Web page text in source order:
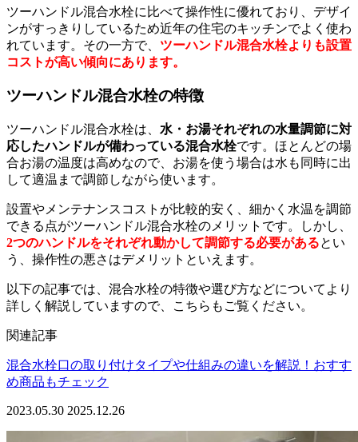
ツーハンドル混合水栓に比べて操作性に優れており、デザイ
ンがすっきりしているため近年の住宅のキッチンでよく使わ
れています。その一方で、 ツーハンドル混合水栓よりも設置
コストが高い傾向にあります。
ツーハンドル混合水栓の特徴
ツーハンドル混合水栓は、 水・お湯それぞれの水量調節に対
応したハンドルが備わっている混合水栓です。ほとんどの場
合お湯の温度は高めなので、お湯を使う場合は水も同時に出
して適温まで調節しながら使います。
設置やメンテナンスコストが比較的安く、細かく水温を調節
できる点がツーハンドル混合水栓のメリットです。しかし、
2つのハンドルをそれぞれ動かして調節する必要があるとい
う、操作性の悪さはデメリットといえます。
以下の記事では、混合水栓の特徴や選び方などについてより
詳しく解説していますので、こちらもご覧ください。
関連記事
混合水栓口の取り付けタイプや仕組みの違いを解説！おすす
め商品もチェック
2023.05.30 2025.12.26